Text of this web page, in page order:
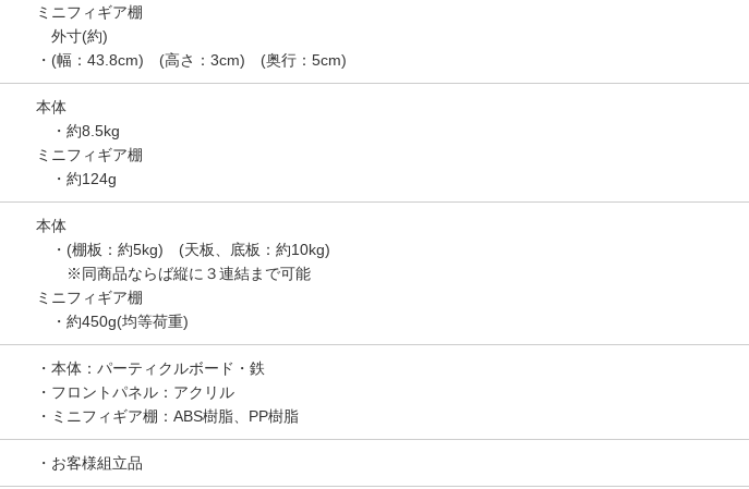
ミニフィギア棚
外寸(約)
・(幅：43.8cm) (高さ：3cm) (奥行：5cm)
本体
・約8.5kg
ミニフィギア棚
・約124g
本体
・(棚板：約5kg) (天板、底板：約10kg)
※同商品ならば縦に３連結まで可能
ミニフィギア棚
・約450g(均等荷重)
・本体：パーティクルボード・鉄
・フロントパネル：アクリル
・ミニフィギア棚：ABS樹脂、PP樹脂
・お客様組立品